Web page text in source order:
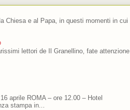
Chiesa e al Papa, in questi momenti in cui
lettori de Il Granellino, fate attenzione
aprile ROMA – ore 12.00 – Hotel
stampa in...